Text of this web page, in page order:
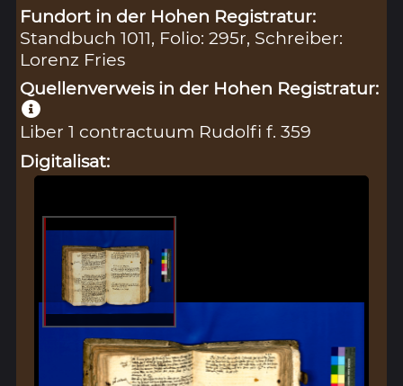
Fundort in der Hohen Registratur:
Standbuch 1011, Folio: 295r, Schreiber:
Lorenz Fries
Quellenverweis in der Hohen Registratur:
Liber 1 contractuum Rudolfi f. 359
Digitalisat: